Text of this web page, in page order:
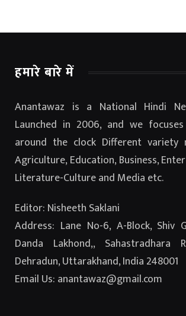
हमारे बारे में
Anantawaz is a National Hindi
Launched in 2006, and we
around the clock Different variety
Agriculture, Education, Business,
Literature-Culture and Media etc.
Editor: Nisheeth Saklani
Address: Lane No-6, A-Block, Shiv
Danda Lakhond,, Sahastradhara
Dehradun, Uttarakhand, India 248001
Email Us: anantawaz@gmail.com